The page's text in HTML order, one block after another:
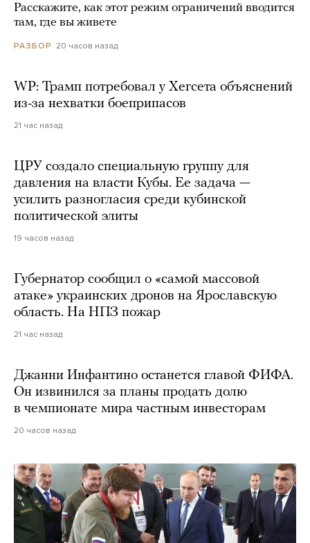
Расскажите, как этот режим ограничений вводится
там, где вы живете
РАЗБОР 20 часов назад
WP: Трамп потребовал у Хегсета объяснений
из-за нехватки боеприпасов
21 час назад
ЦРУ создало специальную группу для
давления на власти Кубы. Ее задача —
усилить разногласия среди кубинской
политической элиты
19 часов назад
Губернатор сообщил о «самой массовой
атаке» украинских дронов на Ярославскую
область. На НПЗ пожар
21 час назад
Джанни Инфантино останется главой ФИФА.
Он извинился за планы продать долю
в чемпионате мира частным инвесторам
20 часов назад